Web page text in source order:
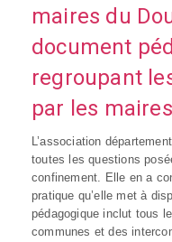
maires du
document
regroupant
par les maires
L’association
toutes les questions
confinement. Elle en a
pratique qu’elle met à
pédagogique inclut tous
communes et des